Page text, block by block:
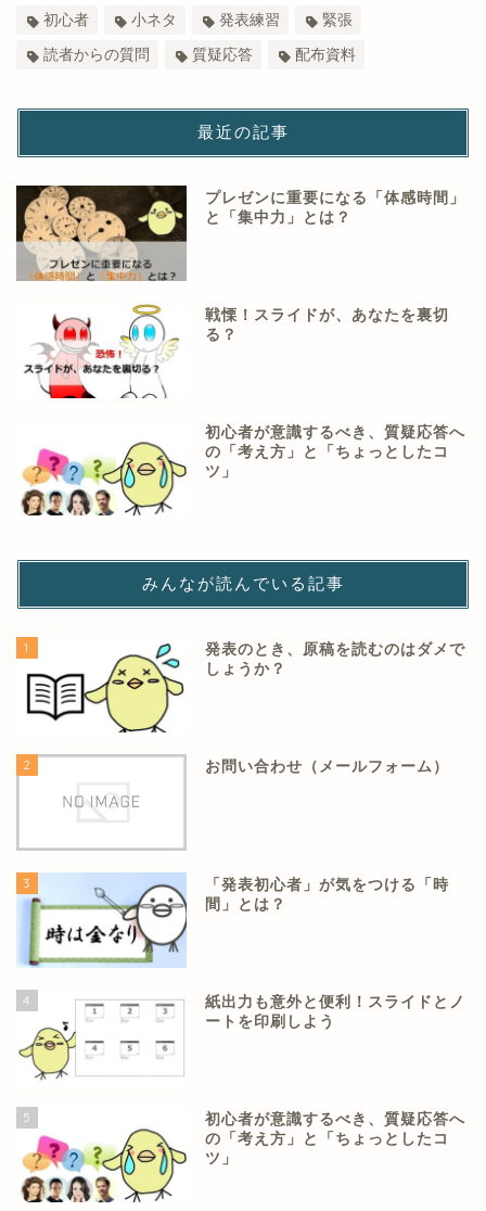
初心者
小ネタ 発表練習
緊張
読者からの質問
質疑応答 配布資料
最近の記事
プレゼンに重要になる「体感時間」
と「集中力」とは？
戦慄！スライドが、あなたを裏切
る？
初心者が意識するべき、質疑応答へ
の「考え方」と「ちょっとしたコ
ツ」
みんなが読んでいる記事
1
発表のとき、原稿を読むのはダメで
しょうか？
2 お問い合わせ（メールフォーム）
3
「発表初心者」が気をつける「時
間」とは？
4
紙出力も意外と便利！スライドとノ
ートを印刷しよう
5
初心者が意識するべき、質疑応答へ
の「考え方」と「ちょっとしたコ
ツ」